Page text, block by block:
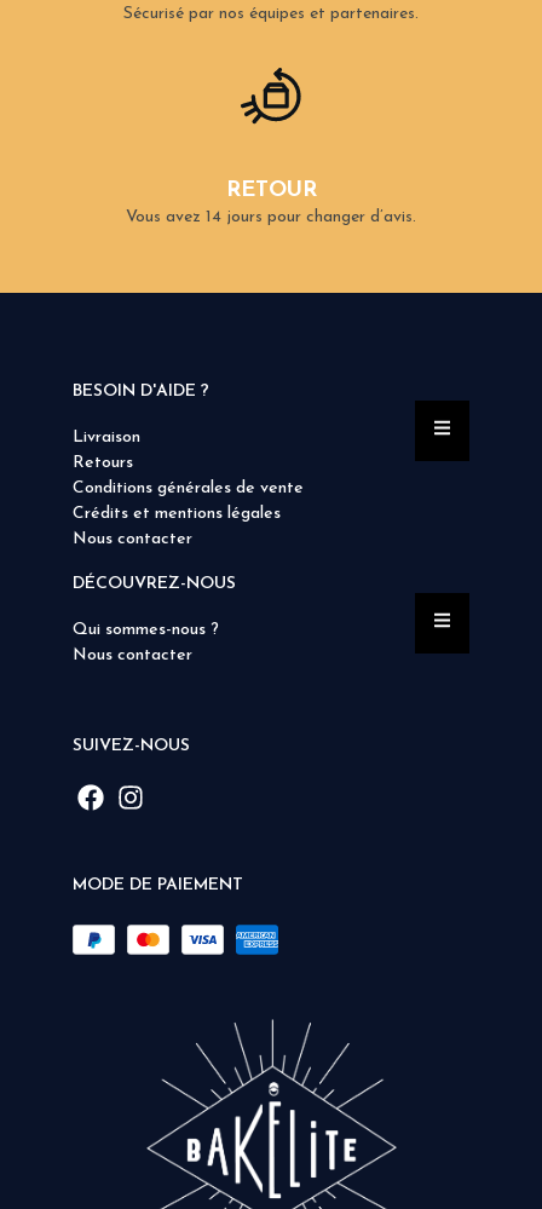
Sécurisé par nos équipes et partenaires.
RETOUR
Vous avez 14 jours pour changer d’avis.
BESOIN D'AIDE ?
Livraison
Retours
Conditions générales de vente
Crédits et mentions légales
Nous contacter
DÉCOUVREZ-NOUS
Qui sommes-nous ?
Nous contacter
SUIVEZ-NOUS
MODE DE PAIEMENT